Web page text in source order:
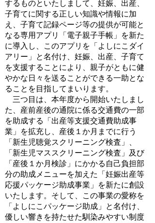
するものといたしまして、妊娠、出産、
子育てに関する正しい知識や情報に加
え、子育て記録ページ等の提供が可能と
なる専用アプリ「電子親子手帳」を新た
に導入し、このアプリを「よしにこダイ
アリー」と名付け、妊娠、出産、子育て
を支援することにより、親子がともに健
やかな日々を送ることができる一助とな
ることを目指してまいります。
三つ目は、本年度から開始いたしまし
た、産前産後の通院に係る交通費の一部
を助成する「出産等支援交通費助成事
業」を拡充し、産後１か月までに行う
「新生児聴覚スクリーニング検査」、
「新生児マススクリーニング検査」及び
「産後１か月検診」にかかる自己負担部
分の助成メニューを加えた「妊娠出産等
応援パッケージ助成事業」を新たに創設
いたします。そして、この事業の愛称を
「よしにこパッケージ助成」と名付け、
優しい響きを持たせた馴染みやすい制度